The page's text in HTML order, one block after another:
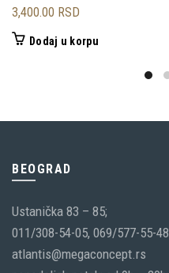
3,400.00 RSD
Dodaj u korpu
BEOGRAD
Ustanička 83 – 85;
011/308-54-05, 069/577-55-48
atlantis@megaconcept.rs